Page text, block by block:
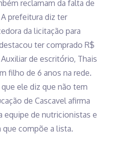
reclamam da falta de
prefeitura diz ter
da licitação para
ter comprado R$
de escritório, Thais
filho de 6 anos na rede.
que ele diz que não tem
de Cascavel afirma
equipe de nutricionistas e
compõe a lista.